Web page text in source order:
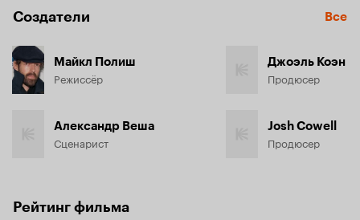
Создатели Все
Майкл Полиш
Режиссёр
Александр Веша
Сценарист
Джоэль Коэн
Продюсер
Josh Cowell
Продюсер
Рейтинг фильма